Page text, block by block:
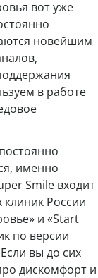
вот уже
новейшим
в работе
именно
Smile входит
клиник России
и «Start
по версии
вы до сих
дискомфорт и